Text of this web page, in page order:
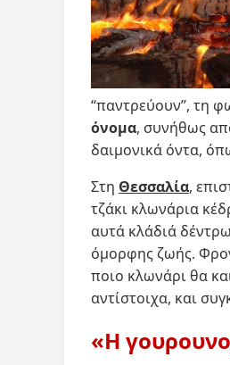
“παντρεύουν”, τη
όνομα, συνήθως
δαιμονικά όντα,
Στη Θεσσαλία,
τζάκι κλωνάρια
αυτά κλάδιά
όμορφης ζωής.
ποιο κλωνάρι θα
αντίστοιχα, και
«Η